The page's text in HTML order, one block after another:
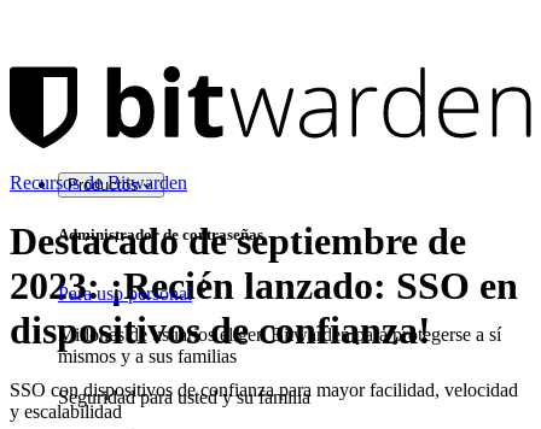
Productos
Administrador de contraseñas
Para uso personal
Millones de usuarios eligen Bitwarden para protegerse a sí
mismos y a sus familias
Seguridad para usted y su familia
Recursos de Bitwarden
Destacado de septiembre de
2023: ¡Recién lanzado: SSO en
dispositivos de confianza!
SSO con dispositivos de confianza para mayor facilidad, velocidad
y escalabilidad